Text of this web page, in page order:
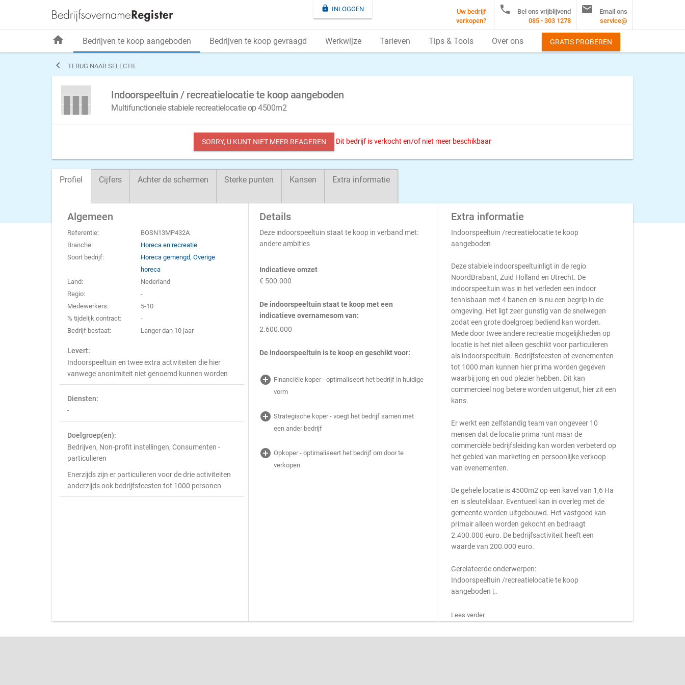
 TERUG NAAR SELECTIE
Indoorspeeltuin / recreatielocatie te koop aangeboden
Multifunctionele stabiele recreatielocatie op 4500m2
SORRY, U KUNT NIET MEER REAGEREN Dit bedrijf is verkocht en/of niet meer beschikbaar
Profiel Cijfers Achter de schermen Sterke punten Kansen Extra informatie
Algemeen
Referentie:
BOSN13MP432A
Branche:
Horeca en recreatie
Soort bedrijf:
Horeca gemengd,Overige
horeca
Land:
Nederland
Regio:
-
Medewerkers:
5-10
% tijdelijk contract:
-
Bedrijf bestaat:
Langer dan 10 jaar
Levert:
Indoorspeeltuin en twee extra activiteiten die hier
vanwege anonimiteit niet genoemd kunnen worden
Diensten:
-
Doelgroep(en):
Bedrijven, Non-profit instellingen, Consumenten -
particulieren
Enerzijds zijn er particulieren voor de drie activiteiten
anderzijds ook bedrijfsfeesten tot 1000 personen
Details
Deze indoorspeeltuin staat te koop in verband met:
andere ambities
Indicatieve omzet
€ 500.000
De indoorspeeltuin staat te koop met een
indicatieve overnamesom van:
2.600.000
De indoorspeeltuin is te koop en geschikt voor:
add_circle Financiële koper - optimaliseert het bedrijf in huidige
vorm
add_circle Strategische koper - voegt het bedrijf samen met
een ander bedrijf
add_circle Opkoper - optimaliseert het bedrijf om door te
verkopen
Extra informatie
Indoorspeeltuin /recreatielocatie te koop
aangeboden
Deze stabiele indoorspeeltuinligt in de regio
NoordBrabant, Zuid Holland en Utrecht. De
indoorspeeltuin was in het verleden een indoor
tennisbaan met 4 banen en is nu een begrip in de
omgeving. Het ligt zeer gunstig van de snelwegen
zodat een grote doelgroep bediend kan worden.
Mede door twee andere recreatie mogelijkheden op
locatie is het niet alleen geschikt voor particulieren
als indoorspeeltuin. Bedrijfsfeesten of evenementen
tot 1000 man kunnen hier prima worden gegeven
waarbij jong en oud plezier hebben. Dit kan
commercieel nog betere worden uitgenut, hier zit een
kans.
Er werkt een zelfstandig team van ongeveer 10
mensen dat de locatie prima runt maar de
commerciële bedrijfsleiding kan worden verbeterd op
het gebied van marketing en persoonlijke verkoop
van evenementen.
De gehele locatie is 4500m2 op een kavel van 1,6 Ha
en is sleutelklaar. Eventueel kan in overleg met de
gemeente worden uitgebouwd. Het vastgoed kan
primair alleen worden gekocht en bedraagt
2.400.000 euro. De bedrijfsactiviteit heeft een
waarde van 200.000 euro.
Gerelateerde onderwerpen:
Indoorspeeltuin /recreatielocatie te koop
aangeboden |..
Lees verder
 INLOGGEN
Uw bedrijf
verkopen?

Bel ons vrijblijvend
085 - 303 1278

Email ons
service@
home Bedrijven te koop aangeboden Bedrijven te koop gevraagd Werkwijze Tarieven Tips & Tools Over ons GRATIS PROBEREN